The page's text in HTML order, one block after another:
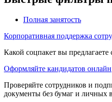
Полная занятость
Корпоративная поддержка
Какой соцпакет вы
Оформляйте кандидатов онлайн
Проверяйте сотрудников и
документы без бумаг и личных